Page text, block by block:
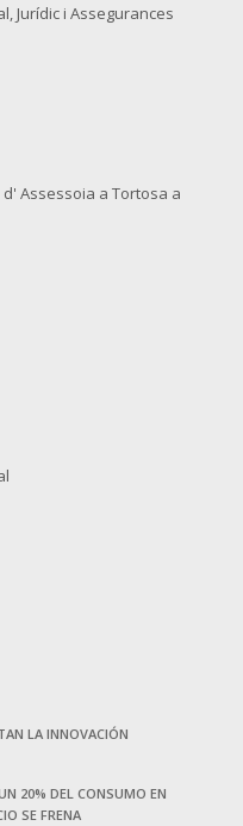
Jurídic i Assegurances
Assessoia a Tortosa a
LA INNOVACIÓN
20% DEL CONSUMO EN
SE FRENA